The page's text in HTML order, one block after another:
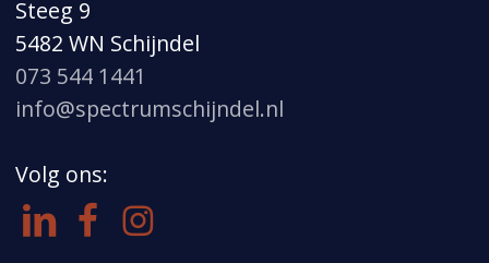
Steeg 9
5482 WN Schijndel
073 544 1441
info@spectrumschijndel.nl
Volg ons: